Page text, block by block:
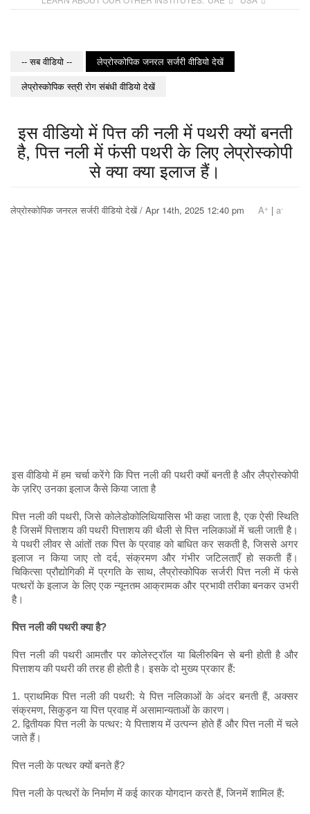
-- सब वीडियो --
लेप्रोस्कोपिक जनरल सर्जरी वीडियो देखें
लेप्रोस्कोपिक स्त्री रोग संबंधी वीडियो देखें
इस वीडियो में पित्त की नली में पथरी क्यों बनती
है, पित्त नली में फंसी पथरी के लिए लेप्रोस्कोपी
से क्या क्या इलाज हैं।
लेप्रोस्कोपिक जनरल सर्जरी वीडियो देखें / Apr 14th, 2025 12:40 pm A+ | a-
इस वीडियो में हम चर्चा करेंगे कि पित्त नली की पथरी क्यों बनती है और लैप्रोस्कोपी
के ज़रिए उनका इलाज कैसे किया जाता है
पित्त नली की पथरी, जिसे कोलेडोकोलिथियासिस भी कहा जाता है, एक ऐसी स्थिति
है जिसमें पित्ताशय की पथरी पित्ताशय की थैली से पित्त नलिकाओं में चली जाती है।
ये पथरी लीवर से आंतों तक पित्त के प्रवाह को बाधित कर सकती है, जिससे अगर
इलाज न किया जाए तो दर्द, संक्रमण और गंभीर जटिलताएँ हो सकती हैं।
चिकित्सा प्रौद्योगिकी में प्रगति के साथ, लैप्रोस्कोपिक सर्जरी पित्त नली में फंसे
पत्थरों के इलाज के लिए एक न्यूनतम आक्रामक और प्रभावी तरीका बनकर उभरी
है।
पित्त नली की पथरी क्या है?
पित्त नली की पथरी आमतौर पर कोलेस्ट्रॉल या बिलीरुबिन से बनी होती है और
पित्ताशय की पथरी की तरह ही होती है। इसके दो मुख्य प्रकार हैं:
1. प्राथमिक पित्त नली की पथरी: ये पित्त नलिकाओं के अंदर बनती हैं, अक्सर
संक्रमण, सिकुड़न या पित्त प्रवाह में असामान्यताओं के कारण।
2. द्वितीयक पित्त नली के पत्थर: ये पित्ताशय में उत्पन्न होते हैं और पित्त नली में चले
जाते हैं।
पित्त नली के पत्थर क्यों बनते हैं?
पित्त नली के पत्थरों के निर्माण में कई कारक योगदान करते हैं, जिनमें शामिल हैं: